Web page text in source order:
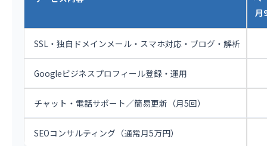
月
SSL・独自ドメインメール・スマホ対応・ブログ・解析
Googleビジネスプロフィール登録・運用
チャット・電話サポート／簡易更新（月5回）
SEOコンサルティング（通常月5万円）